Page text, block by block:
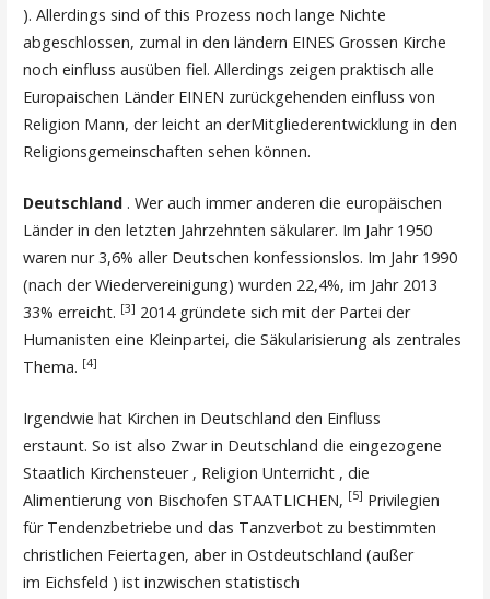
). Allerdings sind of this Prozess noch lange Nichte
abgeschlossen, zumal in den ländern EINES Grossen Kirche
noch einfluss ausüben fiel. Allerdings zeigen praktisch alle
Europaischen Länder EINEN zurückgehenden einfluss von
Religion Mann, der leicht an derMitgliederentwicklung in den
Religionsgemeinschaften sehen können.
Deutschland. Wer auch immer anderen die europäischen
Länder in den letzten Jahrzehnten säkularer. Im Jahr 1950
waren nur 3,6% aller Deutschen konfessionslos. Im Jahr 1990
(nach der Wiedervereinigung) wurden 22,4%, im Jahr 2013
33% erreicht. [3] 2014 gründete sich mit der Partei der
Humanisten eine Kleinpartei, die Säkularisierung als zentrales
Thema. [4]
Irgendwie hat Kirchen in Deutschland den Einfluss
erstaunt. So ist also Zwar in Deutschland die eingezogene
Staatlich Kirchensteuer , Religion Unterricht , die
Alimentierung von Bischofen STAATLICHEN, [5] Privilegien
für Tendenzbetriebe und das Tanzverbot zu bestimmten
christlichen Feiertagen, aber in Ostdeutschland (außer
im Eichsfeld ) ist inzwischen statistisch